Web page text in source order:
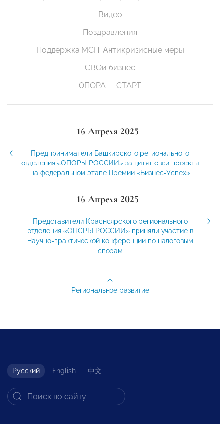
Видео
Поздравления
Поддержка МСП. Антикризисные меры
СВОй бизнес
ОПОРА — СТАРТ
16 Апреля 2025
Предприниматели Башкирского регионального
отделения «ОПОРЫ РОССИИ» защитят свои проекты
на федеральном этапе Премии «Бизнес-Успех»
16 Апреля 2025
Представители Красноярского регионального
отделения «ОПОРЫ РОССИИ» приняли участие в
Научно-практической конференции по налоговым
спорам
Региональное развитие
Русский English 中文